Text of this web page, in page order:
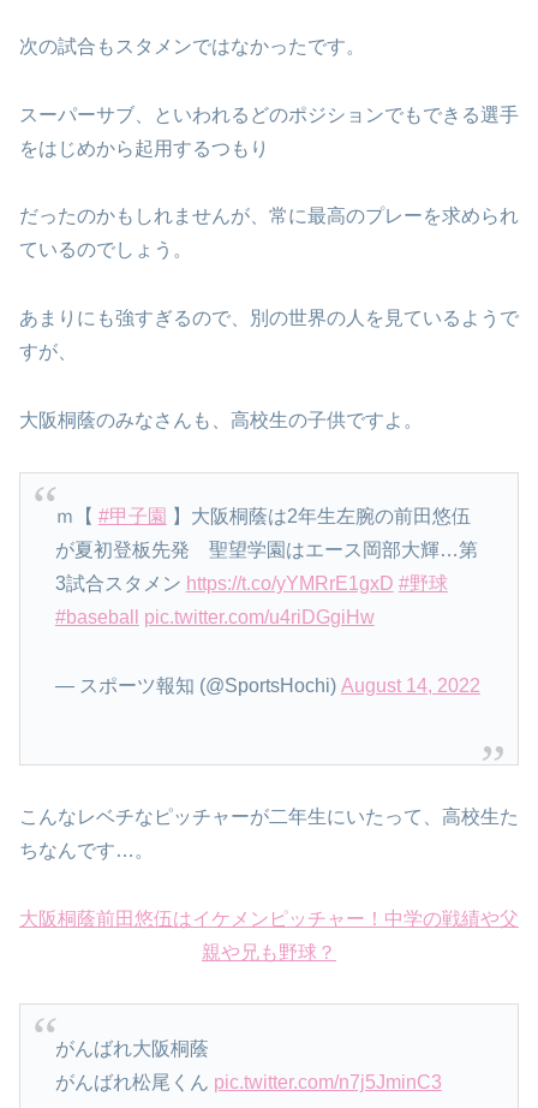
次の試合もスタメンではなかったです。
スーパーサブ、といわれるどのポジションでもできる選手
をはじめから起用するつもり
だったのかもしれませんが、常に最高のプレーを求められ
ているのでしょう。
あまりにも強すぎるので、別の世界の人を見ているようで
すが、
大阪桐蔭のみなさんも、高校生の子供ですよ。
ｍ【 #甲子園 】大阪桐蔭は2年生左腕の前田悠伍
が夏初登板先発 聖望学園はエース岡部大輝…第
3試合スタメン https://t.co/yYMRrE1gxD #野球
#baseball
pic.twitter.com/u4riDGgiHw
— スポーツ報知 (@SportsHochi) August 14, 2022
こんなレベチなピッチャーが二年生にいたって、高校生た
ちなんです…。
大阪桐蔭前田悠伍はイケメンピッチャー！中学の戦績や父
親や兄も野球？
がんばれ大阪桐蔭
がんばれ松尾くん pic.twitter.com/n7j5JminC3